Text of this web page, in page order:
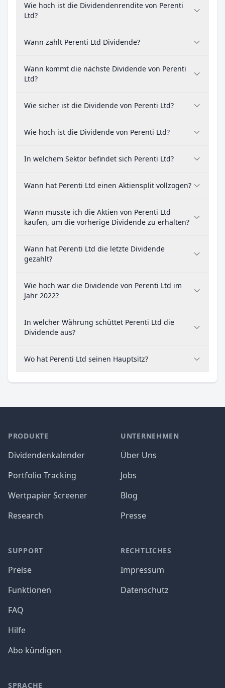
Wie hoch ist die Dividendenrendite von Perenti
Ltd?
Wann zahlt Perenti Ltd Dividende?
Wann kommt die nächste Dividende von Perenti
Ltd?
Wie sicher ist die Dividende von Perenti Ltd?
Wie hoch ist die Dividende von Perenti Ltd?
In welchem Sektor befindet sich Perenti Ltd?
Wann hat Perenti Ltd einen Aktiensplit vollzogen?
Wann musste ich die Aktien von Perenti Ltd
kaufen, um die vorherige Dividende zu erhalten?
Wann hat Perenti Ltd die letzte Dividende
gezahlt?
Wie hoch war die Dividende von Perenti Ltd im
Jahr 2022?
In welcher Währung schüttet Perenti Ltd die
Dividende aus?
Wo hat Perenti Ltd seinen Hauptsitz?
PRODUKTE
Dividendenkalender
Portfolio Tracking
Wertpapier Screener
Research
SUPPORT
Preise
Funktionen
FAQ
Hilfe
Abo kündigen
UNTERNEHMEN
Über Uns
Jobs
Blog
Presse
RECHTLICHES
Impressum
Datenschutz
SPRACHE